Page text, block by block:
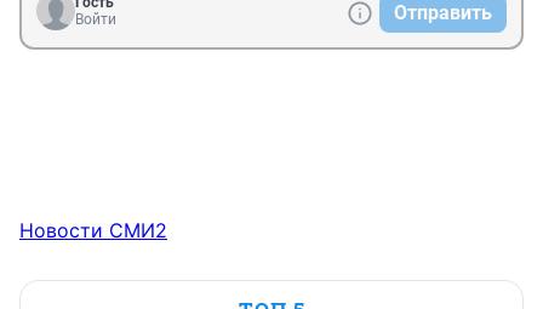
Войти
Отправить
Новости СМИ2